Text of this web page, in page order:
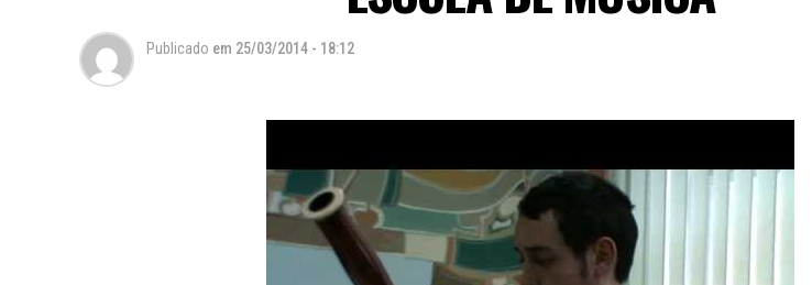
Publicado em 25/03/2014 - 18:12